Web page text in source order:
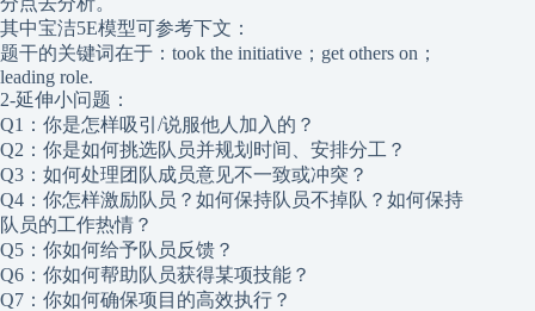
其中宝洁5E模型可参考下文：
题干的关键词在于：took the initiative；get others on；
leading role.
2-延伸小问题：
Q1：你是怎样吸引/说服他人加入的？
Q2：你是如何挑选队员并规划时间、安排分工？
Q3：如何处理团队成员意见不一致或冲突？
Q4：你怎样激励队员？如何保持队员不掉队？如何保持
队员的工作热情？
Q5：你如何给予队员反馈？
Q6：你如何帮助队员获得某项技能？
Q7：你如何确保项目的高效执行？